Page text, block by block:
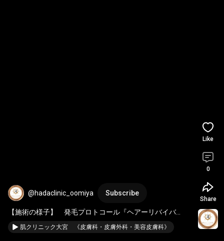
@hadaclinic_oomiya Subscribe
【施術の様子】　発毛プロトコール『ヘアーリバイバ
ル』　肌クリニック大宮 #脱毛#薄毛
肌クリニック大宮 《皮膚科・皮膚外科・美容皮膚科》
Like
0
Share